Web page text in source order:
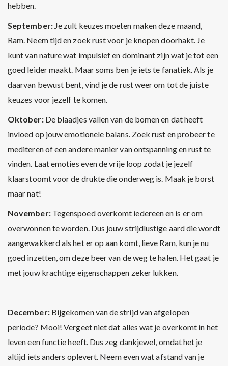
hebben.
September: Je zult keuzes moeten maken deze maand,
Ram. Neem tijd en zoek rust voor je knopen doorhakt. Je
kunt van nature wat impulsief en dominant zijn wat je tot een
goed leider maakt. Maar soms ben je iets te fanatiek. Als je
daarvan bewust bent, vind je de rust weer om tot de juiste
keuzes voor jezelf te komen.
Oktober: De blaadjes vallen van de bomen en dat heeft
invloed op jouw emotionele balans. Zoek rust en probeer te
mediteren of een andere manier van ontspanning en rust te
vinden. Laat emoties even de vrije loop zodat je jezelf
klaarstoomt voor de drukte die onderweg is. Maak je borst
maar nat!
November: Tegenspoed overkomt iedereen en is er om
overwonnen te worden. Dus jouw strijdlustige aard die wordt
aangewakkerd als het er op aan komt, lieve Ram, kun je nu
goed inzetten, om deze beer van de weg te halen. Het gaat je
met jouw krachtige eigenschappen zeker lukken.
December: Bijgekomen van de strijd van afgelopen
periode? Mooi! Vergeet niet dat alles wat je overkomt in het
leven een functie heeft. Dus zeg dankjewel, omdat het je
altijd iets anders oplevert. Neem even wat afstand van je